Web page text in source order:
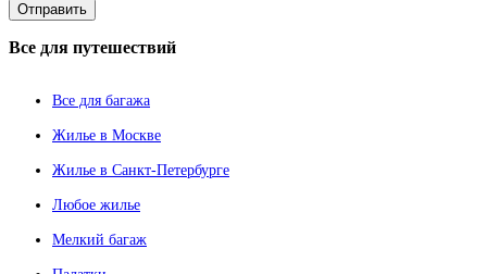
Все для путешествий
Все для багажа
Жилье в Москве
Жилье в Санкт-Петербурге
Любое жилье
Мелкий багаж